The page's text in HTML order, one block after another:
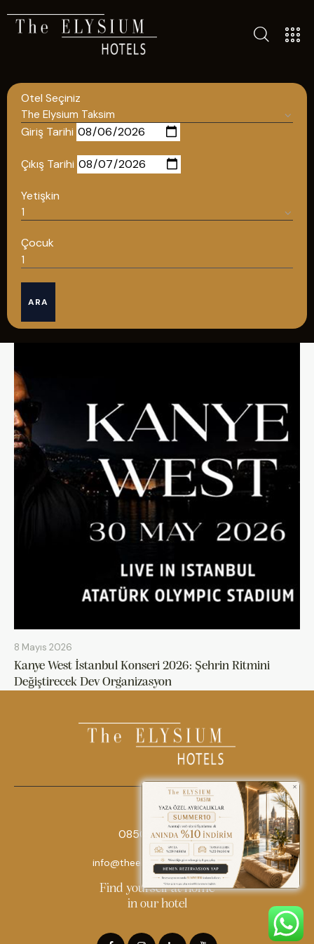
Otel Seçiniz
Giriş Tarihi
Çıkış Tarihi
Yetişkin
Çocuk
ARA
8 Mayıs 2026
Kanye West İstanbul Konseri 2026: Şehrin Ritmini
Değiştirecek Dev Organizasyon
0850 242 18 18
info@theelysiumhotels.com
Find yourself at home
in our hotel
TÜM OTELLERIMIZ
POLITIKALAR
GIZLILIK POLITIKASI
Türkçe
08502421818